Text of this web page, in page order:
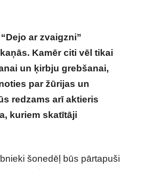
ar zvaigzni”
Kamēr citi vēl tikai
un ķirbju grebšanai,
par žūrijas un
redzams arī aktieris
kuriem skatītāji
šonedēļ būs pārtapuši